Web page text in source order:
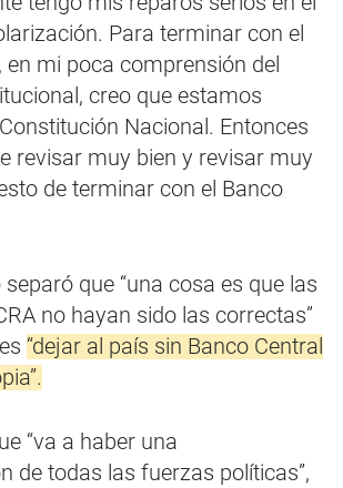
Para terminar con el
en mi poca comprensión del
creo que estamos
Nacional. Entonces
revisar muy bien y revisar muy
de terminar con el Banco
separó que “una cosa es que las
no hayan sido las correctas”
“dejar al país sin Banco Central
“va a haber una
de todas las fuerzas políticas”,